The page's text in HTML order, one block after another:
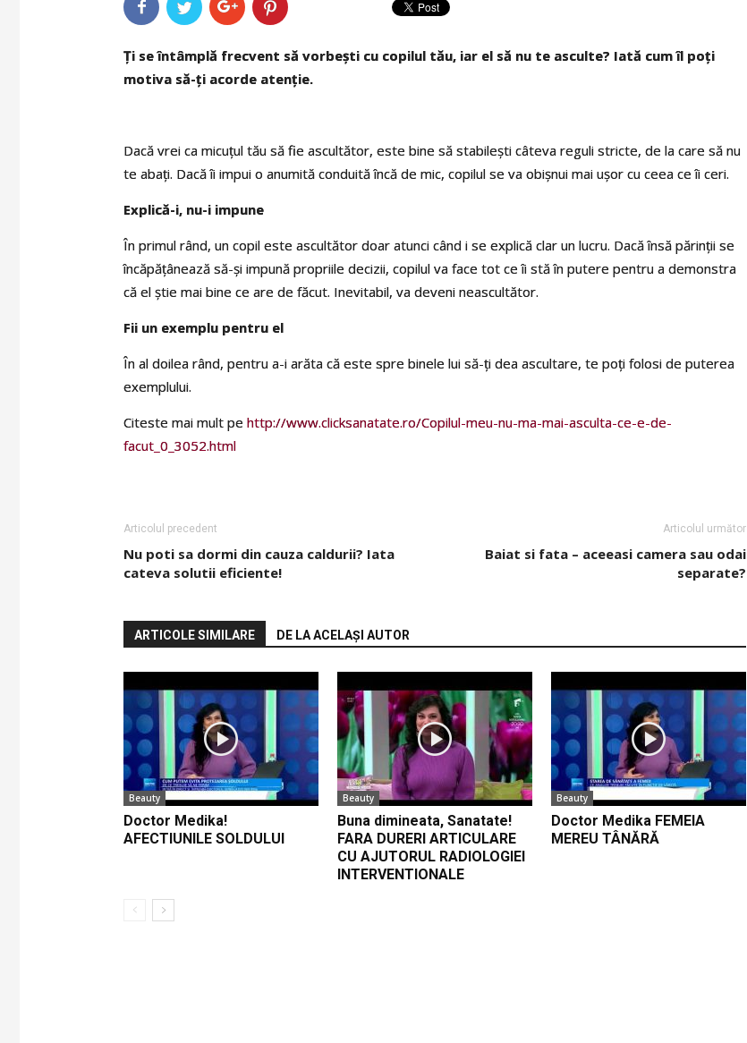
Ţi se întâmplă frecvent să vorbeşti cu copilul tău, iar el să nu te asculte? Iată cum îl poţi
motiva să-ţi acorde atenţie.
Dacă vrei ca micuţul tău să fie ascultător, este bine să stabileşti câteva reguli stricte, de la care să nu
te abaţi. Dacă îi impui o anumită conduită încă de mic, copilul se va obişnui mai uşor cu ceea ce îi ceri.
Explică-i, nu-i impune
În primul rând, un copil este ascultător doar atunci când i se explică clar un lucru. Dacă însă părinţii se
încăpăţânează să-şi impună propriile decizii, copilul va face tot ce îi stă în putere pentru a demonstra
că el ştie mai bine ce are de făcut. Inevitabil, va deveni neascultător.
Fii un exemplu pentru el
În al doilea rând, pentru a-i arăta că este spre binele lui să-ţi dea ascultare, te poţi folosi de puterea
exemplului.
Citeste mai mult pe http://www.clicksanatate.ro/Copilul-meu-nu-ma-mai-asculta-ce-e-de-
facut_0_3052.html
Articolul precedent
Nu poti sa dormi din cauza caldurii? Iata
cateva solutii eficiente!
Articolul următor
Baiat si fata – aceeasi camera sau odai
separate?
ARTICOLE SIMILARE DE LA ACELAȘI AUTOR
Beauty
Doctor Medika!
AFECTIUNILE SOLDULUI
Beauty
Buna dimineata, Sanatate!
FARA DURERI ARTICULARE
CU AJUTORUL RADIOLOGIEI
INTERVENTIONALE
Beauty
Doctor Medika FEMEIA
MEREU TÂNĂRĂ